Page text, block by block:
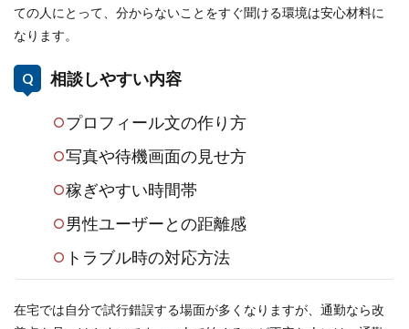
ての人にとって、分からないことをすぐ聞ける環境は安心材料に
なります。
相談しやすい内容
プロフィール文の作り方
写真や待機画面の見せ方
稼ぎやすい時間帯
男性ユーザーとの距離感
トラブル時の対応方法
在宅では自分で試行錯誤する場面が多くなりますが、通勤なら改